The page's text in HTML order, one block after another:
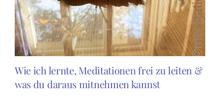
Wie ich lernte, Meditationen frei zu leiten &
was du daraus mitnehmen kannst